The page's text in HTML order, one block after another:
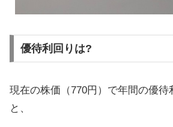
優待利回りは?
現在の株価（770円）で年間の優待
と、